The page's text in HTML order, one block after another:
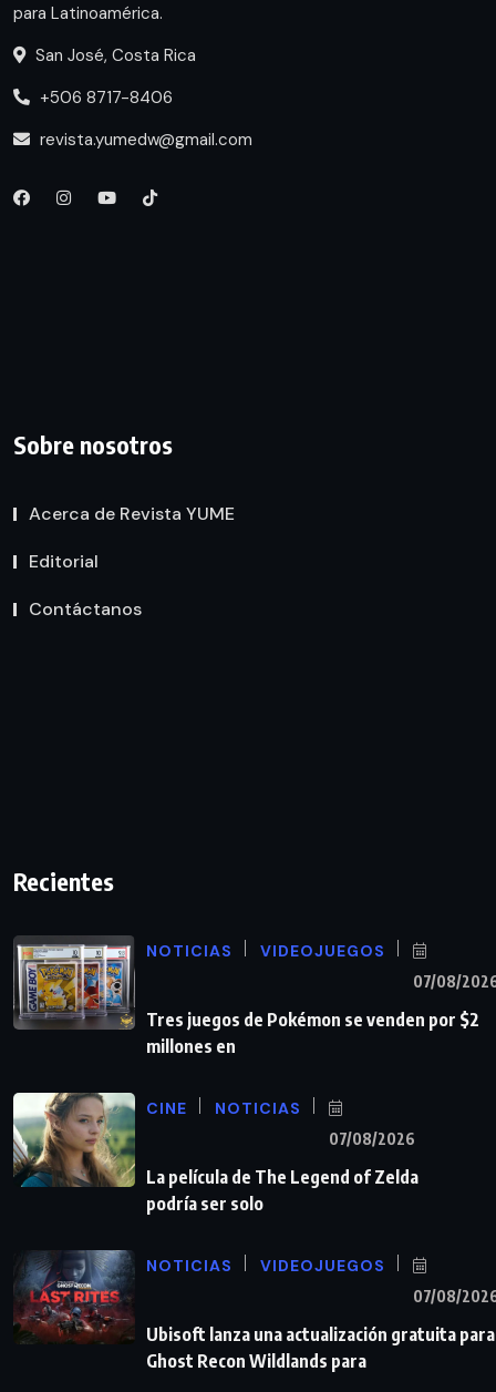
para Latinoamérica.
San José, Costa Rica
+506 8717-8406
revista.yumedw@gmail.com
Sobre nosotros
Acerca de Revista YUME
Editorial
Contáctanos
Recientes
NOTICIAS VIDEOJUEGOS
07/08/
Tres juegos de Pokémon se venden por $2
millones en
CINE NOTICIAS
07/08/2026
La película de The Legend of Zelda
podría ser solo
NOTICIAS VIDEOJUEGOS
07/08/
Ubisoft lanza una actualización gratuita para
Ghost Recon Wildlands para